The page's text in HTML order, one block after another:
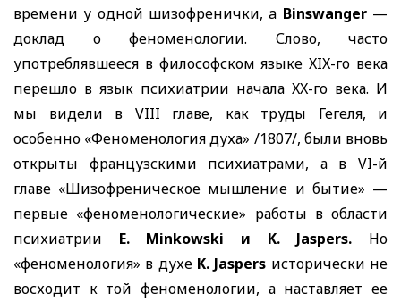
времени у одной шизофренички,a Binswanger —
доклад о феноменологии. Слово, часто
употреблявшееся в философском языкеXIX-го века
перешло в язык психиатрии начала XX-го века. И
мы видели в VIII главе, как труды Гегеля, и
особенно «Феноменология духа» /1807/, были вновь
открыты французскими психиатрами, а в VI-й
главе «Шизофреническое мышление и бытие» —
первые «феноменологические» работы в области
психиатрии E. Minkowski и K. Jaspers. Но
«феноменология» в духе K. Jaspers исторически не
восходит к той феноменологии, а наставляет ее